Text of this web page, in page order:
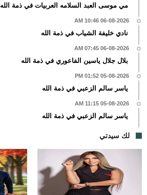
مي موسى العبد السلامه العربيات في ذمة الله
06-08-2026 10:46 AM
نادي خليفة الشياب في ذمة الله
06-08-2026 07:45 AM
بلال جلال ياسين الفاعوري في ذمة الله
05-08-2026 01:52 PM
ياسر سالم الزعبي في ذمة الله
05-08-2026 11:15 AM
ياسر سالم الزعبي في ذمة الله
لك سيدتي